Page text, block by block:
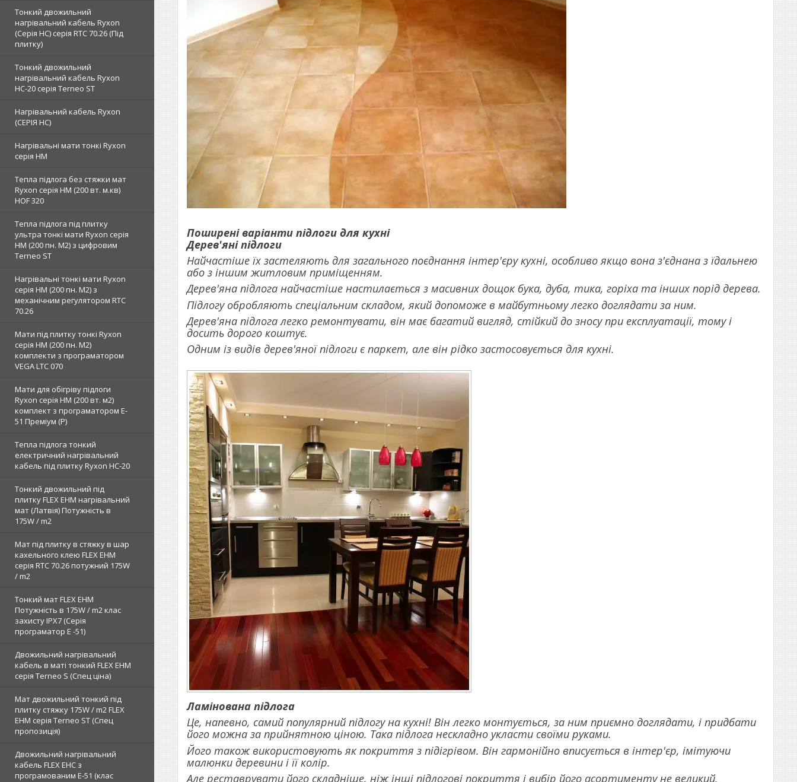
Тонкий двожильний
нагрівальний кабель Ryxon
(Серія НС) серія RTC 70.26 (Під
плитку)
Тонкий двожильний
нагрівальний кабель Ryxon
HC-20 серія Terneo ST
Нагрівальний кабель Ryxon
(СЕРІЯ НС)
Нагрівальні мати тонкі Ryxon
серія НМ
Тепла підлога без стяжки мат
Ryxon серія НМ (200 вт. м.кв)
HOF 320
Тепла підлога під плитку
ультра тонкі мати Ryxon серія
НМ (200 пн. М2) з цифровим
Terneo ST
Нагрівальні тонкі мати Ryxon
серія НМ (200 пн. М2) з
механічним регулятором RTC
70.26
Мати під плитку тонкі Ryxon
серія НМ (200 пн. М2)
комплекти з програматором
VEGA LTC 070
Мати для обігріву підлоги
Ryxon серія НМ (200 вт. м2)
комплект з програматором E-
51 Преміум (Р)
Тепла підлога тонкий
електричний нагрівальний
кабель під плитку Ryxon HC-20
Тонкий двожильний під
плитку FLEX EHM нагрівальний
мат (Латвія) Потужність в
175W / m2
Мат під плитку в стяжку в шар
кахельного клею FLEX EHM
серія RTC 70.26 потужний 175W
/ m2
Тонкий мат FLEX EHM
Потужність в 175W / m2 клас
захисту IPX7 (Серія
програматор Е -51)
Двожильний нагрівальний
кабель в маті тонкий FLEX EHM
серія Terneo S (Спец ціна)
Мат двожильний тонкий під
плитку стяжку 175W / m2 FLEX
EHM серія Terneo SТ (Спец
пропозиція)
Двожильний нагрівальний
кабель FLEX EHС з
програмованим E-51 (клас
Поширені варіанти підлоги для кухні
Дерев'яні підлоги
Найчастіше їх застеляють для загального поєднання інтер'єру кухні, особливо якщо вона з'єднана з їдальнею
або з іншим житловим приміщенням.
Дерев'яна підлога найчастіше настилається з масивних дощок бука, дуба, тика, горіха та інших порід дерева.
Підлогу обробляють спеціальним складом, який допоможе в майбутньому легко доглядати за ним.
Дерев'яна підлога легко ремонтувати, він має багатий вигляд, стійкий до зносу при експлуатації, тому і
досить дорого коштує.
Одним із видів дерев'яної підлоги є паркет, але він рідко застосовується для кухні.
Ламінована підлога
Це, напевно, самий популярний підлогу на кухні! Він легко монтується, за ним приємно доглядати, і придбати
його можна за прийнятною ціною. Така підлога нескладно укласти своїми руками.
Його також використовують як покриття з підігрівом. Він гармонійно вписується в інтер'єр, імітуючи
малюнки деревини і її колір.
Але реставрувати його складніше, ніж інші підлогові покриття і вибір його асортименту не великий.